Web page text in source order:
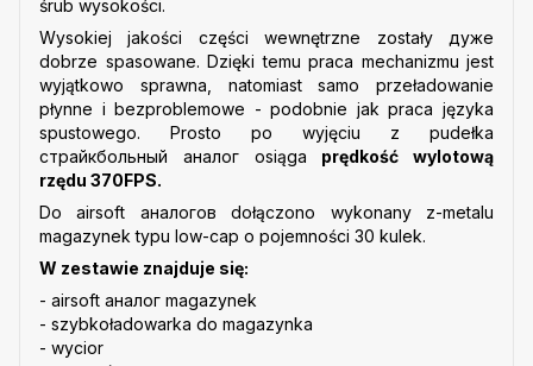
śrub wysokości.
Wysokiej jakości części wewnętrzne zostały дуже
dobrze spasowane. Dzięki temu praca mechanizmu jest
wyjątkowo sprawna, natomiast samo przeładowanie
płynne i bezproblemowe - podobnie jak praca języka
spustowego. Prosto po wyjęciu z pudełka
cтрайкбольный аналог osiąga prędkość wylotową
rzędu 370FPS.
Do airsoft аналогов dołączono wykonany z-metalu
magazynek typu low-cap o pojemności 30 kulek.
W zestawie znajduje się:
- airsoft аналог magazynek
- szybkoładowarka do magazynka
- wycior